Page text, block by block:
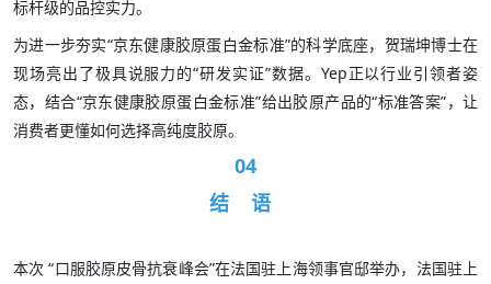
标杆级的品控实力。
为进一步夯实“京东健康胶原蛋白金标准”的科学底座，贺瑞坤博士在
现场亮出了极具说服力的“研发实证”数据。Yep正以行业引领者姿
态，结合“京东健康胶原蛋白金标准”给出胶原产品的“标准答案”，让
消费者更懂如何选择高纯度胶原。
04
结 语
本次 “口服胶原皮骨抗衰峰会”在法国驻上海领事官邸举办，法国驻上